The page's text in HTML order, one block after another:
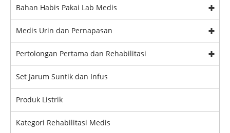
Bahan Habis Pakai Lab Medis
Medis Urin dan Pernapasan
Pertolongan Pertama dan Rehabilitasi
Set Jarum Suntik dan Infus
Produk Listrik
Kategori Rehabilitasi Medis